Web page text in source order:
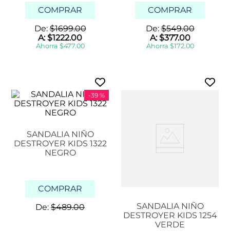
COMPRAR
De:$1699.00
A:$1222.00
Ahorra $477.00
COMPRAR
De:$549.00
A:$377.00
Ahorra $172.00
-39 %
SANDALIA NIÑO
DESTROYER KIDS 1322
NEGRO
COMPRAR
De: $489.00
SANDALIA NIÑO
DESTROYER KIDS 1254
VERDE